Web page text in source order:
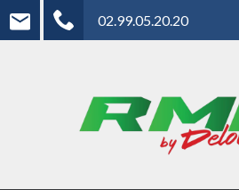
02.99.05.20.20